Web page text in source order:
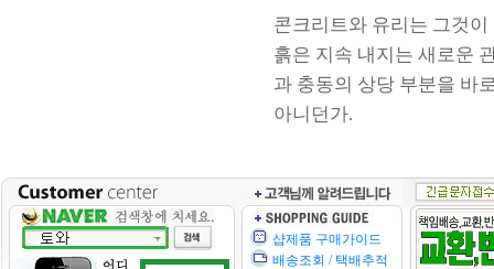
콘크리트와 유리는 그것
흙은 지속 내지는 새로운
과 충동의 상당 부분을 바
아니던가.
샵제품 구매가이드
배송조회 / 택배추적